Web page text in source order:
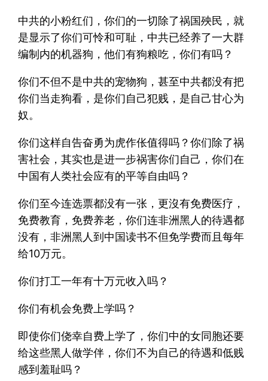
中共的小粉红们，你们的一切除了祸国殃民，就
是显示了你们可怜和可耻，中共已经养了一大群
编制内的机器狗，他们有狗粮吃，你们有吗？
你们不但不是中共的宠物狗，甚至中共都没有把
你们当走狗看，是你们自己犯贱，是自己甘心为
奴。
你们这样自告奋勇为虎作伥值得吗？你们除了祸
害社会，其实也是进一步祸害你们自己，你们在
中国有人类社会应有的平等自由吗？
你们至今连选票都没有一张，更沒有免费医疗，
免费教育，免费养老，你们连非洲黑人的待遇都
没有，非洲黑人到中国读书不但免学费而且每年
给10万元。
你们打工一年有十万元收入吗？
你们有机会免费上学吗？
即使你们侥幸自费上学了，你们中的女同胞还要
给这些黑人做学伴，你们不为自己的待遇和低贱
感到羞耻吗？